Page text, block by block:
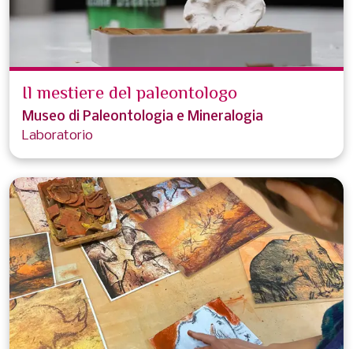
Il mestiere del paleontologo
Museo di Paleontologia e Mineralogia
Laboratorio